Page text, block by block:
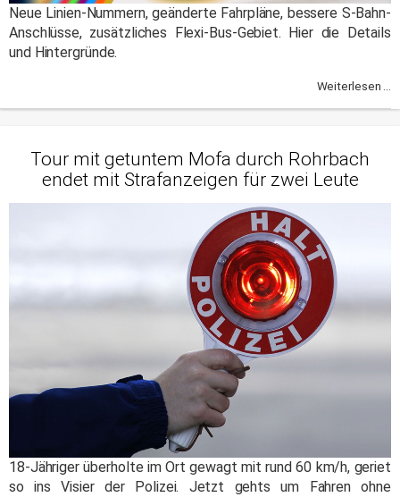
Neue Linien-Nummern, geänderte Fahrpläne, bessere S-Bahn-
Anschlüsse, zusätzliches Flexi-Bus-Gebiet. Hier die Details
und Hintergründe.
Weiterlesen ...
Tour mit getuntem Mofa durch Rohrbach
endet mit Strafanzeigen für zwei Leute
18-Jähriger überholte im Ort gewagt mit rund 60 km/h, geriet
so ins Visier der Polizei. Jetzt gehts um Fahren ohne